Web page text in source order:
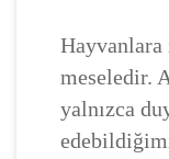
Hayvanlara
meseledir.
yalnızca